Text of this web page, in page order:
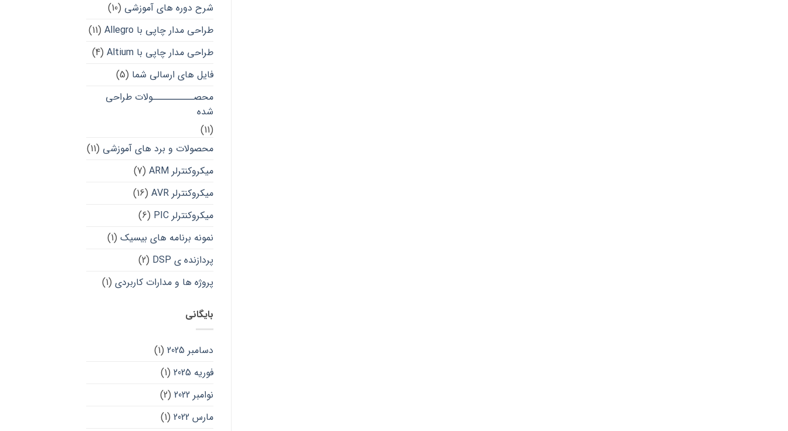
شرح دوره های آموزشی (10)
طراحی مدار چاپی با Allegro
(11)
طراحی مدار چاپی با Altium
(4)
فایل های ارسالی شما (5)
محصــــــــــولات طراحی
شده
(11)
محصولات و برد های آموزشی (11)
میکروکنترلر ARM
(7)
میکروکنترلر AVR
(16)
میکروکنترلر PIC
(6)
نمونه برنامه های بیسیک (1)
پردازنده ی DSP
(2)
پروژه ها و مدارات کاربردی (1)
بایگانی
دسامبر 2025
(1)
فوریه 2025
(1)
نوامبر 2022
(2)
مارس 2022
(1)